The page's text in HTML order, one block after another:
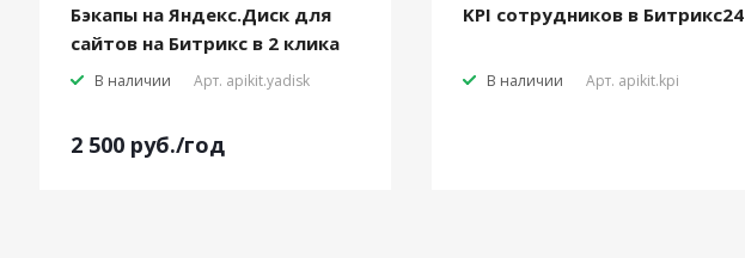
Бэкапы на Яндекс.Диск для
сайтов на Битрикс в 2 клика
В наличии Арт. apikit.yadisk
2 500 руб./год
KPI сотрудников в Битрикс24
В наличии Арт. apikit.kpi